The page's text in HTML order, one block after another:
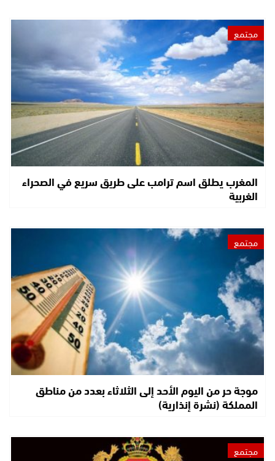
مجتمع
المغرب يطلق اسم ترامب على طريق سريع في الصحراء
الغربية
مجتمع
موجة حر من اليوم الأحد إلى الثلاثاء بعدد من مناطق
المملكة (نشرة إنذارية)
مجتمع